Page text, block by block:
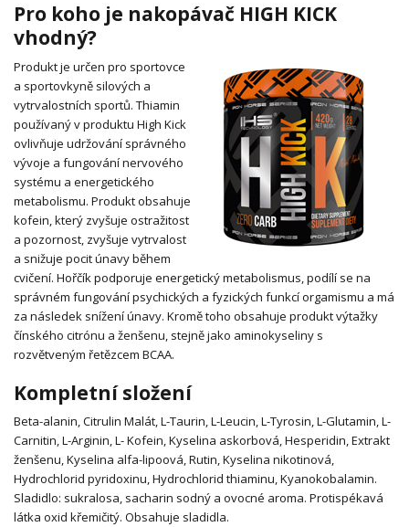
Pro koho je nakopávač HIGH KICK
vhodný?
Produkt je určen pro sportovce
a sportovkyně silových a
vytrvalostních sportů. Thiamin
používaný v produktu High Kick
ovlivňuje udržování správného
vývoje a fungování nervového
systému a energetického
metabolismu. Produkt obsahuje
kofein, který zvyšuje ostražitost
a pozornost, zvyšuje vytrvalost
a snižuje pocit únavy během
cvičení. Hořčík podporuje energetický metabolismus, podílí se na
správném fungování psychických a fyzických funkcí orgamismu a má
za následek snížení únavy. Kromě toho obsahuje produkt výtažky
čínského citrónu a ženšenu, stejně jako aminokyseliny s
rozvětveným řetězcem BCAA.
Kompletní složení
Beta-alanin, Citrulin Malát, L-Taurin, L-Leucin, L-Tyrosin, L-Glutamin, L-
Carnitin, L-Arginin, L- Kofein, Kyselina askorbová, Hesperidin, Extrakt
ženšenu, Kyselina alfa-lipoová, Rutin, Kyselina nikotinová,
Hydrochlorid pyridoxinu, Hydrochlorid thiaminu, Kyanokobalamin.
Sladidlo: sukralosa, sacharin sodný a ovocné aroma. Protispékavá
látka oxid křemičitý. Obsahuje sladidla.